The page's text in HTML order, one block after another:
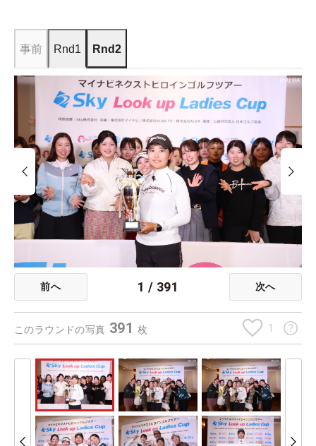
事前 Rnd1 Rnd2
前へ 1 / 391 次へ
このラウンドの写真 391 枚 1